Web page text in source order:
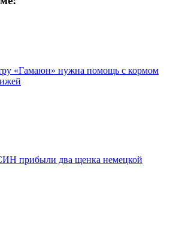
«Гамаюн» нужна помощь с кормом
прибыли два щенка немецкой